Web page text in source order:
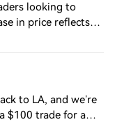
looking to
in price reflects
investor
to LA, and we’re
$100 trade for a